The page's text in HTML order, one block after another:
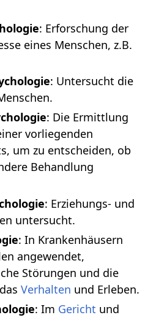
: Erforschung der
eines Menschen, z.B.
: Untersucht die
: Die Ermittlung
vorliegenden
um zu entscheiden, ob
Behandlung
: Erziehungs- und
untersucht.
: In Krankenhäusern
angewendet,
Störungen und die
Verhalten und Erleben.
: Im Gericht und